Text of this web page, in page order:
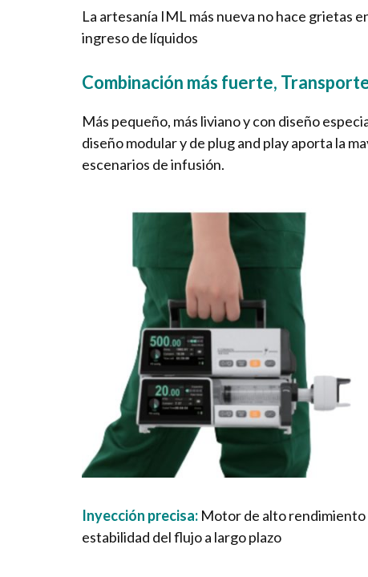
La artesanía IML más nueva no hace grietas
ingreso de líquidos
Combinación más fuerte,
Más pequeño, más liviano y con diseño
diseño modular y de plug and play aporta la
escenarios de infusión.
Inyección precisa: Motor de alto rendimiento
estabilidad del flujo a largo plazo